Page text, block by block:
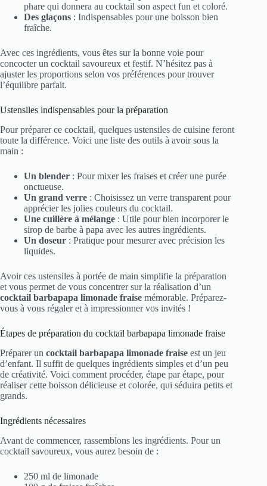
phare qui donnera au cocktail son aspect fun et coloré.
Des glaçons : Indispensables pour une boisson bien
fraîche.
Avec ces ingrédients, vous êtes sur la bonne voie pour
concocter un cocktail savoureux et festif. N’hésitez pas à
ajuster les proportions selon vos préférences pour trouver
l’équilibre parfait.
Ustensiles indispensables pour la préparation
Pour préparer ce cocktail, quelques ustensiles de cuisine feront
toute la différence. Voici une liste des outils à avoir sous la
main :
Un blender : Pour mixer les fraises et créer une purée
onctueuse.
Un grand verre : Choisissez un verre transparent pour
apprécier les jolies couleurs du cocktail.
Une cuillère à mélange : Utile pour bien incorporer le
sirop de barbe à papa avec les autres ingrédients.
Un doseur : Pratique pour mesurer avec précision les
liquides.
Avoir ces ustensiles à portée de main simplifie la préparation
et vous permet de vous concentrer sur la réalisation d’un
cocktail barbapapa limonade fraise mémorable. Préparez-
vous à vous régaler et à impressionner vos invités !
Étapes de préparation du cocktail barbapapa limonade fraise
Préparer un cocktail barbapapa limonade fraise est un jeu
d’enfant. Il suffit de quelques ingrédients simples et d’un peu
de créativité. Voici comment procéder, étape par étape, pour
réaliser cette boisson délicieuse et colorée, qui séduira petits et
grands.
Ingrédients nécessaires
Avant de commencer, rassemblons les ingrédients. Pour un
cocktail savoureux, vous aurez besoin de :
250 ml de limonade